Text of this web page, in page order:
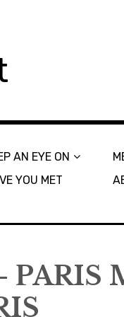
AN EYE ON
YOU MET
PARIS